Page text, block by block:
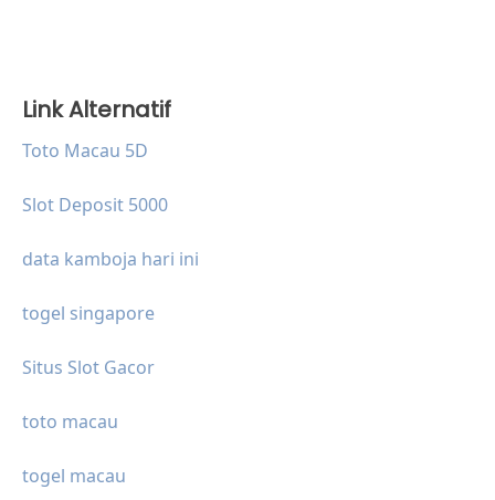
Link Alternatif
Toto Macau 5D
Slot Deposit 5000
data kamboja hari ini
togel singapore
Situs Slot Gacor
toto macau
togel macau